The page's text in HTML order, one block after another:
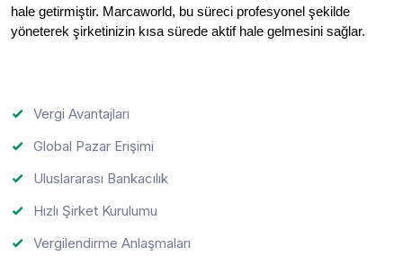
hale getirmiştir. Marcaworld, bu süreci profesyonel şekilde
yöneterek şirketinizin kısa sürede aktif hale gelmesini sağlar.
Vergi Avantajları
Global Pazar Erişimi
Uluslararası Bankacılık
Hızlı Şirket Kurulumu
Vergilendirme Anlaşmaları